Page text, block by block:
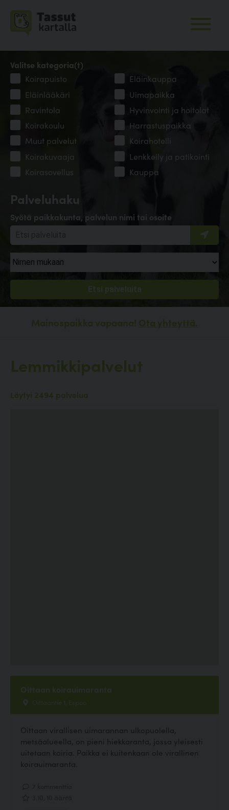
Palveluhaku
Syötä paikkakunta, palvelun nimi tai osoite
Valitse kategoria(t)
Koirapuisto
Eläinkauppa
Eläinlääkäri
Uimapaikka
Ravintola
Hyvinvointi ja hoitolat
Koirakoulu
Harrastuspaikka
Muut palvelut
Koirahotelli
Koirakuvaaja
Lenkkeily ja patikointi
Koirasovellus
Kauppa
Mainospaikka vapaana! Ota yhteyttä.
Lemmikkipalvelut
Löytyi 2494 palvelua
Oittaan koirauimaranta
Oittaantie 1, Espoo
Oittaan virallisen uimarannan ulkopuolella,
metsäalueella, on pieni hiekkaranta, jossa yleisesti
uitetaan koiria. Paikka ei kuitenkaan ole virallinen
koirauimaranta.